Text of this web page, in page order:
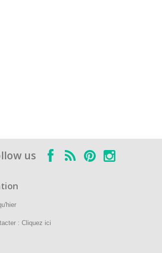
us
: Cliquez ici